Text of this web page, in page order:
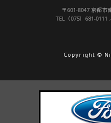
〒601-8047 京都市
TEL（075）681-0111
Copyright ©